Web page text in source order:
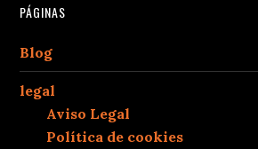
PÁGINAS
Blog
legal
Aviso Legal
Política de cookies